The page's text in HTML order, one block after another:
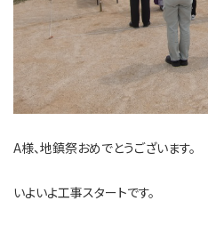
A様、地鎮祭おめでとうございます。
いよいよ工事スタートです。